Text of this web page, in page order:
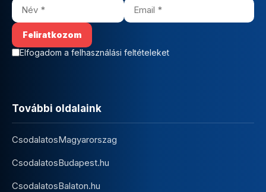
Elfogadom a felhasználási feltételeket
További oldalaink
CsodalatosMagyarorszag
CsodalatosBudapest.hu
CsodalatosBalaton.hu